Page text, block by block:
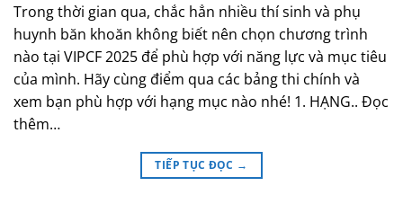
Trong thời gian qua, chắc hẳn nhiều thí sinh và phụ
huynh băn khoăn không biết nên chọn chương trình
nào tại VIPCF 2025 để phù hợp với năng lực và mục tiêu
của mình. Hãy cùng điểm qua các bảng thi chính và
xem bạn phù hợp với hạng mục nào nhé! 1. HẠNG.. Đọc
thêm…
TIẾP TỤC ĐỌC →